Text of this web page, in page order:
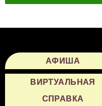
АФИША
ВИРТУАЛЬНАЯ
СПРАВКА